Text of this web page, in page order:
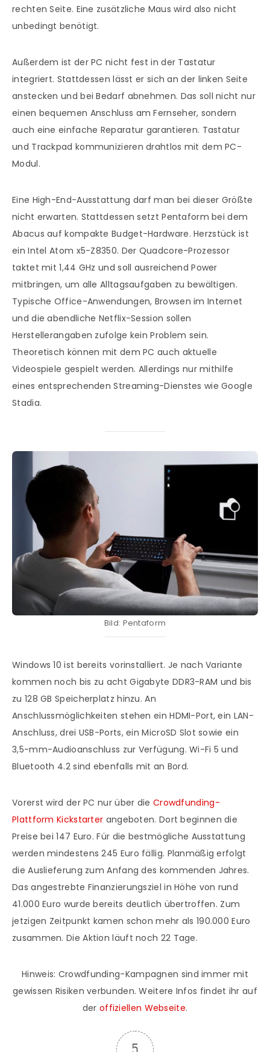
rechten Seite. Eine zusätzliche Maus wird also nicht
unbedingt benötigt.
Außerdem ist der PC nicht fest in der Tastatur
integriert. Stattdessen lässt er sich an der linken Seite
anstecken und bei Bedarf abnehmen. Das soll nicht nur
einen bequemen Anschluss am Fernseher, sondern
auch eine einfache Reparatur garantieren. Tastatur
und Trackpad kommunizieren drahtlos mit dem PC-
Modul.
Eine High-End-Ausstattung darf man bei dieser Größte
nicht erwarten. Stattdessen setzt Pentaform bei dem
Abacus auf kompakte Budget-Hardware. Herzstück ist
ein Intel Atom x5-Z8350. Der Quadcore-Prozessor
taktet mit 1,44 GHz und soll ausreichend Power
mitbringen, um alle Alltagsaufgaben zu bewältigen.
Typische Office-Anwendungen, Browsen im Internet
und die abendliche Netflix-Session sollen
Herstellerangaben zufolge kein Problem sein.
Theoretisch können mit dem PC auch aktuelle
Videospiele gespielt werden. Allerdings nur mithilfe
eines entsprechenden Streaming-Dienstes wie Google
Stadia.
Bild: Pentaform
Windows 10 ist bereits vorinstalliert. Je nach Variante
kommen noch bis zu acht Gigabyte DDR3-RAM und bis
zu 128 GB Speicherplatz hinzu. An
Anschlussmöglichkeiten stehen ein HDMI-Port, ein LAN-
Anschluss, drei USB-Ports, ein MicroSD Slot sowie ein
3,5-mm-Audioanschluss zur Verfügung. Wi-Fi 5 und
Bluetooth 4.2 sind ebenfalls mit an Bord.
Vorerst wird der PC nur über die Crowdfunding-
Plattform Kickstarter angeboten. Dort beginnen die
Preise bei 147 Euro. Für die bestmögliche Ausstattung
werden mindestens 245 Euro fällig. Planmäßig erfolgt
die Auslieferung zum Anfang des kommenden Jahres.
Das angestrebte Finanzierungsziel in Höhe von rund
41.000 Euro wurde bereits deutlich übertroffen. Zum
jetzigen Zeitpunkt kamen schon mehr als 190.000 Euro
zusammen. Die Aktion läuft noch 22 Tage.
Hinweis: Crowdfunding-Kampagnen sind immer mit
gewissen Risiken verbunden. Weitere Infos findet ihr auf
der offiziellen Webseite.